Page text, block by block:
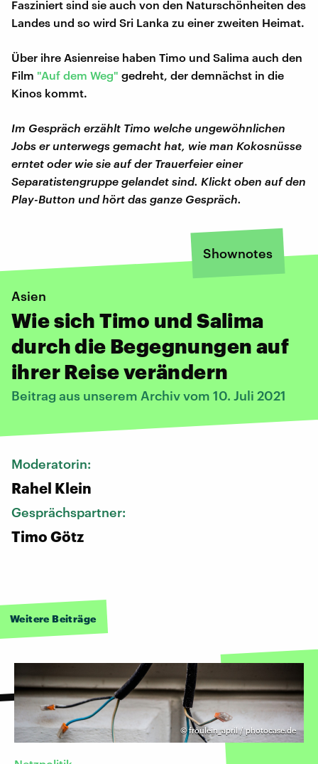
Fasziniert sind sie auch von den Naturschönheiten des
Landes und so wird Sri Lanka zu einer zweiten Heimat.
Über ihre Asienreise haben Timo und Salima auch den
Film "Auf dem Weg" gedreht, der demnächst in die
Kinos kommt.
Im Gespräch erzählt Timo welche ungewöhnlichen
Jobs er unterwegs gemacht hat, wie man Kokosnüsse
erntet oder wie sie auf der Trauerfeier einer
Separatistengruppe gelandet sind. Klickt oben auf den
Play-Button und hört das ganze Gespräch.
Shownotes
Asien
Wie sich Timo und Salima
durch die Begegnungen auf
ihrer Reise verändern
Beitrag aus unserem Archiv vom 10. Juli 2021
Moderatorin:
Rahel Klein
Gesprächspartner:
Timo Götz
Weitere Beiträge
©fröulein_april / photocase.de